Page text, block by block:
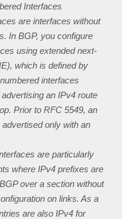
Interfaces
are interfaces without
In BGP, you configure
using extended next-
which is defined by
interfaces
an IPv4 route
Prior to RFC 5549, an
only with an
are particularly
where IPv4 prefixes are
over a section without
on links. As a
are also IPv4 for